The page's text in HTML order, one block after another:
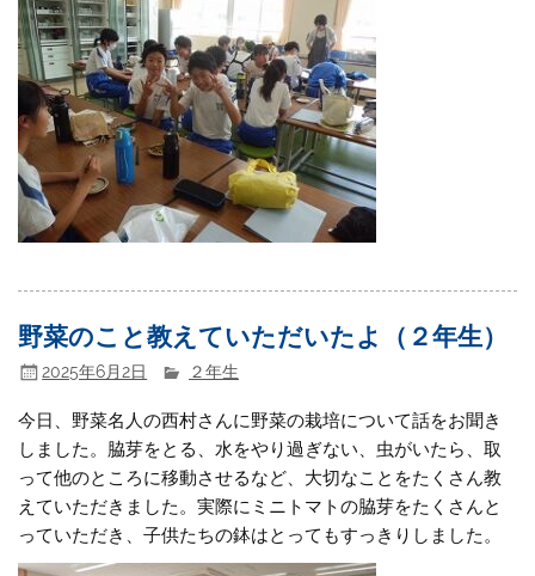
野菜のこと教えていただいたよ（２年生）
2025年6月2日 ２年生
今日、野菜名人の西村さんに野菜の栽培について話をお聞き
しました。脇芽をとる、水をやり過ぎない、虫がいたら、取
って他のところに移動させるなど、大切なことをたくさん教
えていただきました。実際にミニトマトの脇芽をたくさんと
っていただき、子供たちの鉢はとってもすっきりしました。